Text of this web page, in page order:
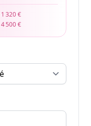
1 320 €
4 500 €